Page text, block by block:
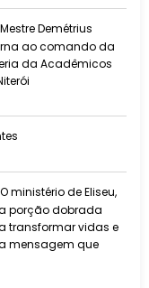
Mestre Demétrius
ao comando da
da Acadêmicos
O ministério de Eliseu,
porção dobrada
transformar vidas e
mensagem que